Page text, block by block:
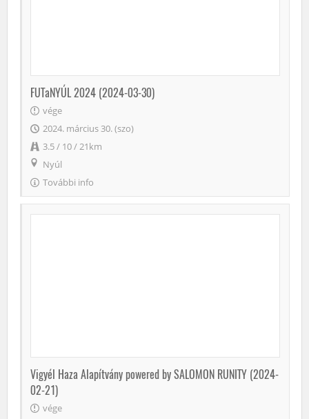
FUTaNYÚL 2024 (2024-03-30)
vége
2024. március 30. (szo)
3.5 / 10 / 21km
Nyúl
További info
Vigyél Haza Alapítvány powered by SALOMON RUNITY (2024-
02-21)
vége